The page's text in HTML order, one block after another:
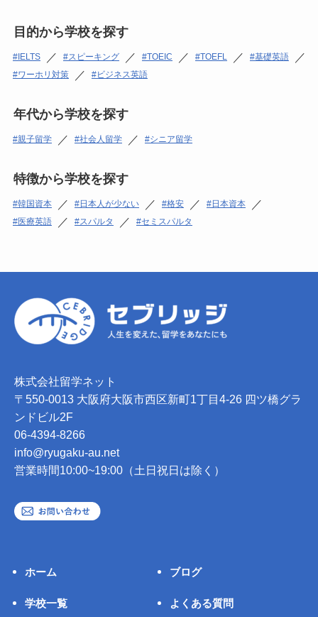
目的から学校を探す
IELTS ／ スピーキング ／ TOEIC ／ TOEFL ／ 基礎英語 ／
ワーホリ対策 ／ ビジネス英語
年代から学校を探す
親子留学 ／ 社会人留学 ／ シニア留学
特徴から学校を探す
韓国資本 ／ 日本人が少ない ／ 格安 ／ 日本資本 ／
医療英語 ／ スパルタ ／ セミスパルタ
株式会社留学ネット
〒550-0013 大阪府大阪市西区新町1丁目4-26 四ツ橋グラ
ンドビル2F
06-4394-8266
info@ryugaku-au.net
営業時間10:00~19:00（土日祝日は除く）
ホーム
学校一覧
ブログ
よくある質問